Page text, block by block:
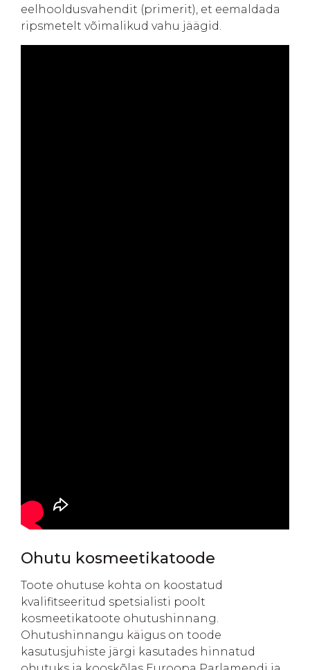
eelhooldusvahendit (primerit), et eemaldada
ripsmetelt võimalikud vahu jäägid.
Ohutu kosmeetikatoode
Toote ohutuse kohta on koostatud
kvalifitseeritud spetsialisti poolt
kosmeetikatoote ohutushinnang.
Ohutushinnangu käigus on toode
kasutusjuhiste järgi kasutades hinnatud